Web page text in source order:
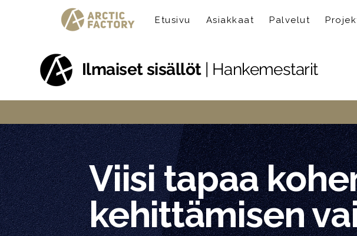
Etusivu Asiakkaat Palvelut
Ilmaiset sisällöt | Hankemestarit
Viisi tapaa
kehittämisen